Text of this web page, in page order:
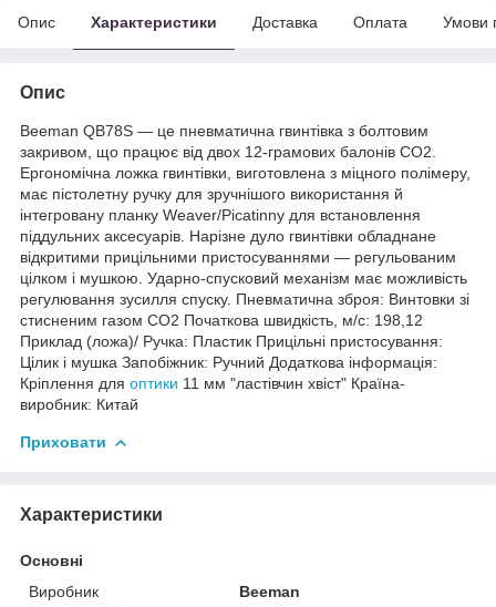
Опис Характеристики Доставка Оплата Умови
Опис
Beeman QB78S — це пневматична гвинтівка з болтовим
закривом, що працює від двох 12-грамових балонів CO2.
Ергономічна ложка гвинтівки, виготовлена з міцного полімеру,
має пістолетну ручку для зручнішого використання й
інтегровану планку Weaver/Picatinny для встановлення
піддульних аксесуарів. Нарізне дуло гвинтівки обладнане
відкритими прицільними пристосуваннями — регульованим
цілком і мушкою. Ударно-спусковий механізм має можливість
регулювання зусилля спуску. Пневматична зброя: Винтовки зі
стисненим газом CO2 Початкова швидкість, м/с: 198,12
Приклад (ложа)/ Ручка: Пластик Прицільні пристосування:
Цілик і мушка Запобіжник: Ручний Додаткова інформація:
Кріплення для оптики 11 мм "ластівчин хвіст" Країна-
виробник: Китай
Приховати
Характеристики
Основні
Виробник
Beeman